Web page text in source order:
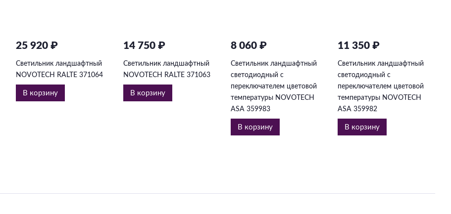
25 920 ₽
Светильник ландшафтный
NOVOTECH RALTE 371064
В корзину
14 750 ₽
Светильник ландшафтный
NOVOTECH RALTE 371063
В корзину
8 060 ₽
Светильник ландшафтный
светодиодный с
переключателем цветовой
температуры NOVOTECH
ASA 359983
В корзину
11 350 ₽
Светильник ландшафтный
светодиодный с
переключателем цветовой
температуры NOVOTECH
ASA 359982
В корзину